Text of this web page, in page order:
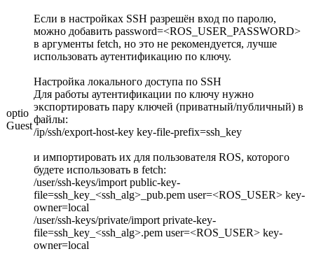
optio
Guest
Если в настройках SSH разрешён вход по паролю,
можно добавить password=<ROS_USER_PASSWORD>
в аргументы fetch, но это не рекомендуется, лучше
использовать аутентификацию по ключу.
Настройка локального доступа по SSH
Для работы аутентификации по ключу нужно
экспортировать пару ключей (приватный/публичный) в
файлы:
/ip/ssh/export-host-key key-file-prefix=ssh_key
и импортировать их для пользователя ROS, которого
будете использовать в fetch:
/user/ssh-keys/import public-key-
file=ssh_key_<ssh_alg>_pub.pem user=<ROS_USER> key-
owner=local
/user/ssh-keys/private/import private-key-
file=ssh_key_<ssh_alg>.pem user=<ROS_USER> key-
owner=local